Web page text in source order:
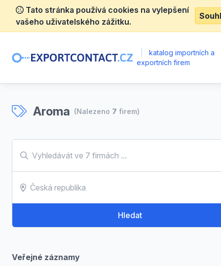
Tato stránka používá cookies na vylepšení
vašeho uživatelského zážitku.
katalog importních a
exportních firem
Aroma (Nalezeno 7 firem)
Hledat
Veřejné záznamy